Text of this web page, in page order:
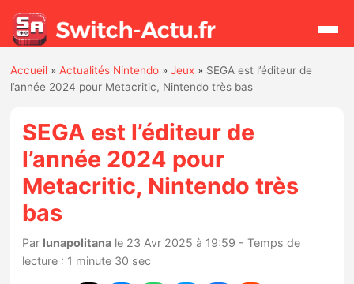
Rechercher
Actualités
Jeux
Hardware
Mises à jour
Accueil »Actualités Nintendo »Jeux » SEGA est l’éditeur de
l’année 2024 pour Metacritic, Nintendo très bas
SEGA est l’éditeur de
l’année 2024 pour
Metacritic, Nintendo très
bas
Par lunapolitana le 23 Avr 2025 à 19:59 - Temps de
lecture : 1 minute 30 sec